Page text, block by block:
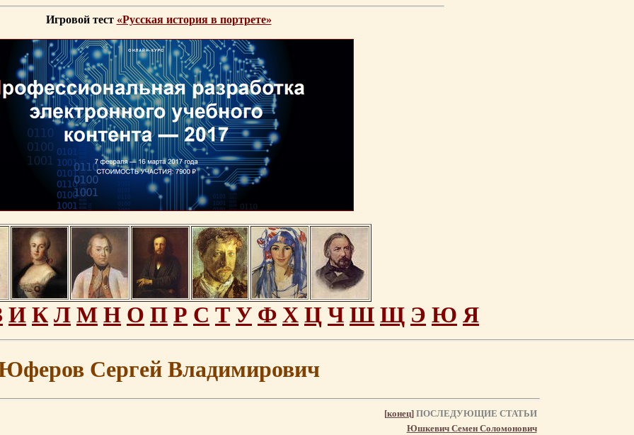
Игровой тест «Русская история в портрете»
И К Л М Н О П Р С Т У Ф Х Ц Ч Ш Щ Э Ю Я
Сергей Владимирович
[конец]ПОСЛЕДУЮЩИЕ СТАТЬИ
Юшкевич Семен Соломонович